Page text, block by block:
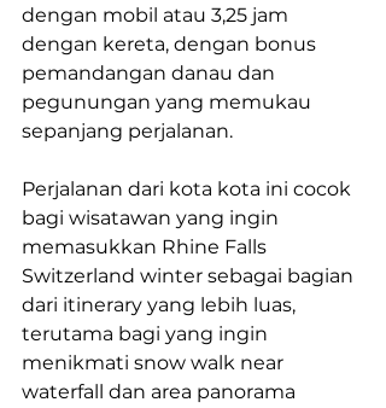
dengan mobil atau 3,25 jam
dengan kereta, dengan bonus
pemandangan danau dan
pegunungan yang memukau
sepanjang perjalanan.
Perjalanan dari kota kota ini cocok
bagi wisatawan yang ingin
memasukkan Rhine Falls
Switzerland winter sebagai bagian
dari itinerary yang lebih luas,
terutama bagi yang ingin
menikmati snow walk near
waterfall dan area panorama